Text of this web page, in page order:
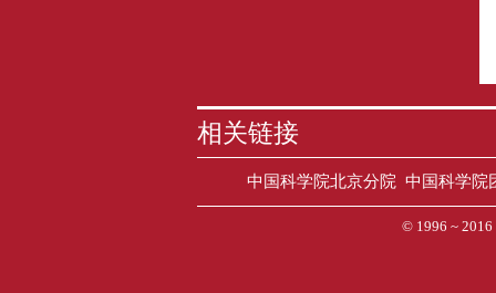
相关链接
中国科学院北京分院 中国科学院
© 1996 ~